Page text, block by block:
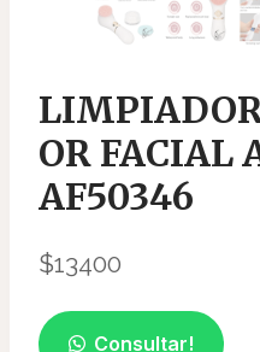
OR FACIAL
AF50346
$13400
Consultar!